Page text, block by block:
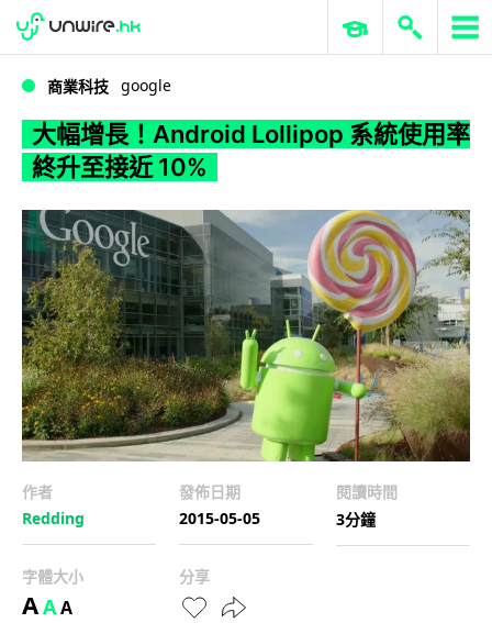
WWDC 2026 ERP 與商業 AI
商業科技 google
大幅增長！Android Lollipop 系統使用率
終升至接近 10%
作者
Redding
發佈日期
2015-05-05
閱讀時間
3分鐘
字體大小
AAA
分享